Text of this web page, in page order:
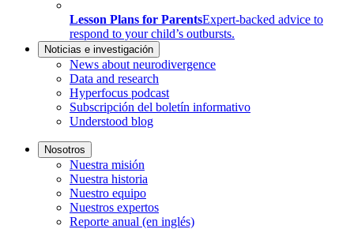
Lesson Plans for ParentsExpert-backed advice to
respond to your child’s outbursts.
Noticias e investigación
News about neurodivergence
Data and research
Hyperfocus podcast
Subscripción del boletín informativo
Understood blog
Nosotros
Nuestra misión
Nuestra historia
Nuestro equipo
Nuestros expertos
Reporte anual (en inglés)